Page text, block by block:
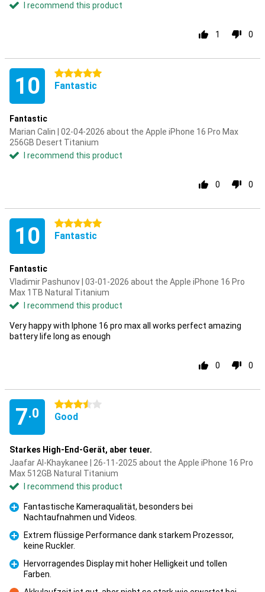
I recommend this product
1 0
10 5 stars
Fantastic
Fantastic
Marian Calin | 02-04-2026 about the Apple iPhone 16 Pro Max
256GB Desert Titanium
I recommend this product
0 0
10 5 stars
Fantastic
Fantastic
Vladimir Pashunov | 03-01-2026 about the Apple iPhone 16 Pro
Max 1TB Natural Titanium
I recommend this product
Very happy with Iphone 16 pro max all works perfect amazing
battery life long as enough
0 0
7.0
3.5 stars
Good
Starkes High-End-Gerät, aber teuer.
Jaafar Al-Khaykanee | 26-11-2025 about the Apple iPhone 16 Pro
Max 512GB Natural Titanium
I recommend this product
Fantastische Kameraqualität, besonders bei
Nachtaufnahmen und Videos.
Extrem flüssige Performance dank starkem Prozessor,
keine Ruckler.
Hervorragendes Display mit hoher Helligkeit und tollen
Farben.